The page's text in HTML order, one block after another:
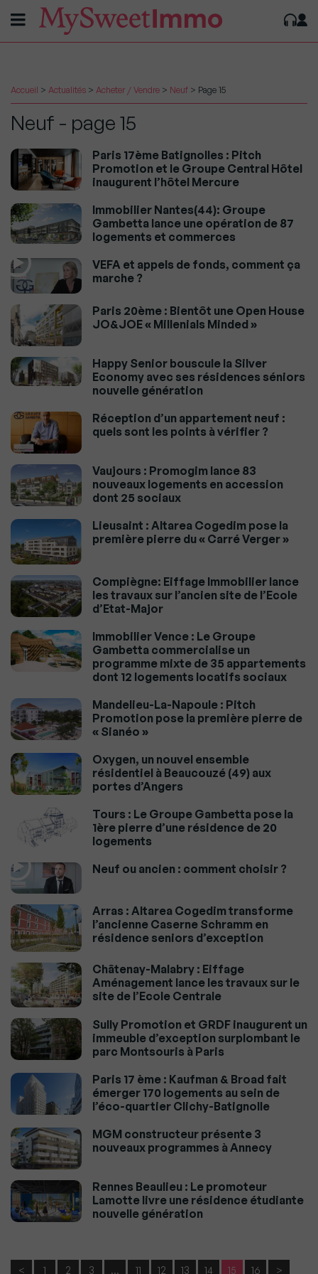
Accueil > Actualités > Acheter / Vendre > Neuf > Page 15
Neuf - page 15
Paris 17ème Batignolles : Pitch
Promotion et le Groupe Central Hôtel
inaugurent l’hôtel Mercure
Immobilier Nantes(44): Groupe
Gambetta lance une opération de 87
logements et commerces
VEFA et appels de fonds, comment ça
marche ?
Paris 20ème : Bientôt une Open House
JO&JOE « Millenials Minded »
Happy Senior bouscule la Silver
Economy avec ses résidences séniors
nouvelle génération
Réception d’un appartement neuf :
quels sont les points à vérifier ?
Vaujours : Promogim lance 83
nouveaux logements en accession
dont 25 sociaux
Lieusaint : Altarea Cogedim pose la
première pierre du « Carré Verger »
Compiègne: Eiffage Immobilier lance
les travaux sur l’ancien site de l’Ecole
d’Etat-Major
Immobilier Vence : Le Groupe
Gambetta commercialise un
programme mixte de 35 appartements
dont 12 logements locatifs sociaux
Mandelieu-La-Napoule : Pitch
Promotion pose la première pierre de
« Sianéo »
Oxygen, un nouvel ensemble
résidentiel à Beaucouzé (49) aux
portes d’Angers
Tours : Le Groupe Gambetta pose la
1ère pierre d’une résidence de 20
logements
Neuf ou ancien : comment choisir ?
Arras : Altarea Cogedim transforme
l’ancienne Caserne Schramm en
résidence seniors d’exception
Châtenay-Malabry : Eiffage
Aménagement lance les travaux sur le
site de l’Ecole Centrale
Sully Promotion et GRDF inaugurent un
immeuble d’exception surplombant le
parc Montsouris à Paris
Paris 17 ème : Kaufman & Broad fait
émerger 170 logements au sein de
l’éco-quartier Clichy-Batignolle
MGM constructeur présente 3
nouveaux programmes à Annecy
Rennes Beaulieu : Le promoteur
Lamotte livre une résidence étudiante
nouvelle génération
< 1 2 3 … 11 12 13 14 15 16 >